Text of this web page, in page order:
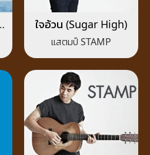
ใจอ้วน (Sugar High)
แสตมป์ STAMP